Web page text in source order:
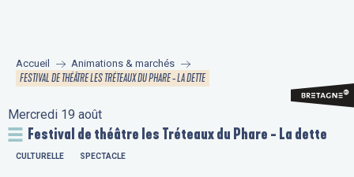
principal
Accueil Animations & marchés
FESTIVAL DE THÉÂTRE LES TRÉTEAUX DU PHARE - LA DETTE
Mercredi 19 août
Festival de théâtre les Tréteaux du Phare - La dette
CULTURELLE SPECTACLE